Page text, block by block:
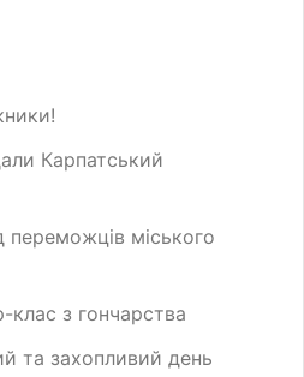
Карпатський
міського
з гончарства
та захопливий день